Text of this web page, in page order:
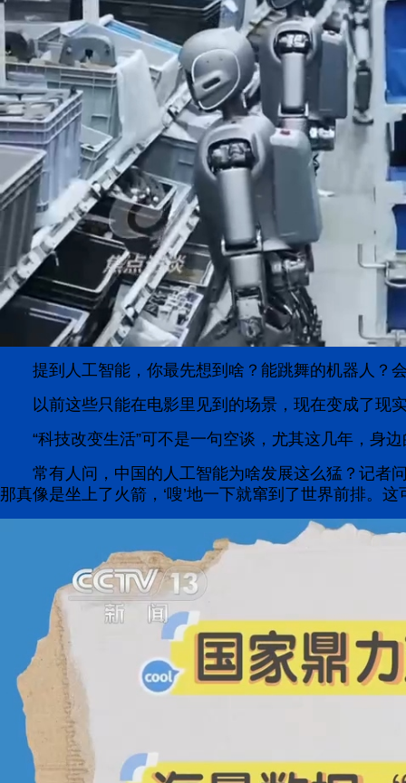
提到人工智能，你最先想到啥？能跳舞的机器人？
以前这些只能在电影里见到的场景，现在变成了现
“科技改变生活”可不是一句空谈，尤其这几年，身
常有人问，中国的人工智能为啥发展这么猛？记者
那真像是坐上了火箭，‘嗖’地一下就窜到了世界前排。